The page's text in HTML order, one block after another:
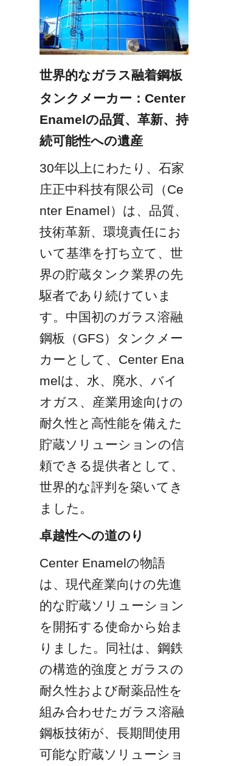
世界的なガラス融着鋼板
タンクメーカー：Center
Enamelの品質、革新、持
続可能性への遺産
30年以上にわたり、石家
庄正中科技有限公司（Ce
nter Enamel）は、品質、
技術革新、環境責任にお
いて基準を打ち立て、世
界の貯蔵タンク業界の先
駆者であり続けていま
す。中国初のガラス溶融
鋼板（GFS）タンクメー
カーとして、Center Ena
melは、水、廃水、バイ
オガス、産業用途向けの
耐久性と高性能を備えた
貯蔵ソリューションの信
頼できる提供者として、
世界的な評判を築いてき
ました。
卓越性への道のり
Center Enamelの物語
は、現代産業向けの先進
的な貯蔵ソリューション
を開拓する使命から始ま
りました。同社は、鋼鉄
の構造的強度とガラスの
耐久性および耐薬品性を
組み合わせたガラス溶融
鋼板技術が、長期間使用
可能な貯蔵ソリューショ